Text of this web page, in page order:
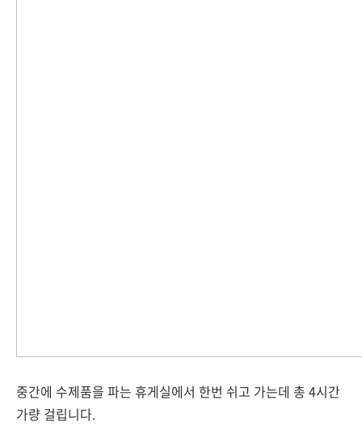
중간에 수제품을 파는 휴게실에서 한번 쉬고 가는데 총 4시간
가량 걸립니다.